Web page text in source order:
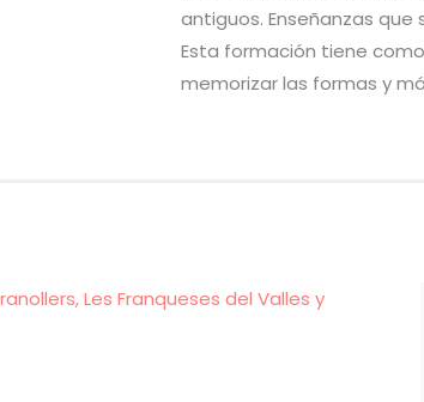
antiguos. Enseñanzas
Esta formación tiene
memorizar las formas y
Les Franqueses del Valles y